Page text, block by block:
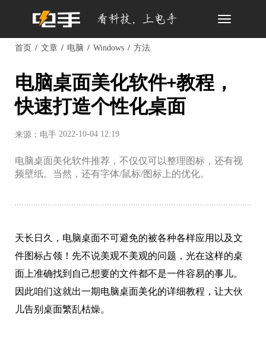
Toggle
首页 文章 电脑 Windows 方法
电脑桌面美化软件+教程，
快速打造个性化桌面
来源：电手 2022-10-04 12:19
电脑桌面美化软件推荐，不仅仅可以整理图标，还有视
频壁纸。当然，还有字体/鼠标/图标上的优化。
天长日久，电脑桌面不可避免的被各种各样应用以及文
件图标占领！先不说美观不美观的问题，光在这样的桌
面上准确找到自己想要的文件都不是一件容易的事儿。
因此咱们这就出一期电脑桌面美化的详细教程，让大伙
儿告别桌面繁乱枯燥。